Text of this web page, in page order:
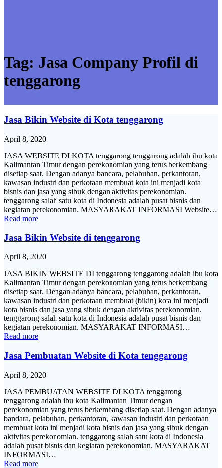
Tag: Jasa Company Profil di
tenggarong
Jasa Bikin Website di Kota tenggarong
April 8, 2020
JASA WEBSITE DI KOTA tenggarong tenggarong adalah ibu kota
Kalimantan Timur dengan perekonomian yang terus berkembang
disetiap saat. Dengan adanya bandara, pelabuhan, perkantoran,
kawasan industri dan perkotaan membuat kota ini menjadi kota
bisnis dan jasa yang sibuk dengan aktivitas perekonomian.
tenggarong salah satu kota di Indonesia adalah pusat bisnis dan
kegiatan perekonomian. MASYARAKAT INFORMASI Website…
Read more
Jasa Bikin Website di tenggarong
April 8, 2020
JASA BIKIN WEBSITE DI tenggarong tenggarong adalah ibu kota
Kalimantan Timur dengan perekonomian yang terus berkembang
disetiap saat. Dengan adanya bandara, pelabuhan, perkantoran,
kawasan industri dan perkotaan membuat (bikin) kota ini menjadi
kota bisnis dan jasa yang sibuk dengan aktivitas perekonomian.
tenggarong salah satu kota di Indonesia adalah pusat bisnis dan
kegiatan perekonomian. MASYARAKAT INFORMASI…
Read more
Jasa Pembuatan Website di Kota tenggarong
April 8, 2020
JASA PEMBUATAN WEBSITE DI KOTA tenggarong
tenggarong adalah ibu kota Kalimantan Timur dengan
perekonomian yang terus berkembang disetiap saat. Dengan adanya
bandara, pelabuhan, perkantoran, kawasan industri dan perkotaan
membuat kota ini menjadi kota bisnis dan jasa yang sibuk dengan
aktivitas perekonomian. tenggarong salah satu kota di Indonesia
adalah pusat bisnis dan kegiatan perekonomian. MASYARAKAT
INFORMASI…
Read more